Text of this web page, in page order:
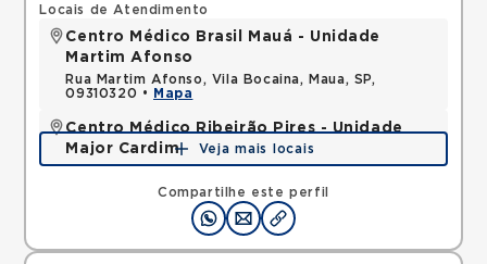
Compartilhe este perfil
Locais de Atendimento
Centro Médico Brasil Mauá - Unidade
Martim Afonso
Rua Martim Afonso, Vila Bocaina, Maua, SP,
09310320 •
Mapa
Centro Médico Ribeirão Pires - Unidade
Major Cardim
Rua Major Cardim, Suissa, Ribeirao Pires, SP,
Mapa
Veja mais locais